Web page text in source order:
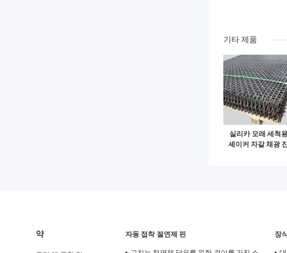
기타 제품
실리카 모래 세척
셰이커 자갈 채광 진
약 자동 접착 절연제 핀 장